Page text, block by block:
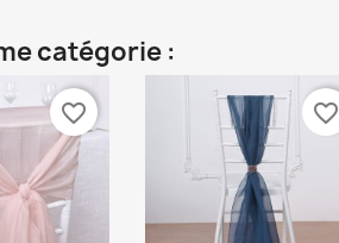
catégorie :
favorite_border favorite_border